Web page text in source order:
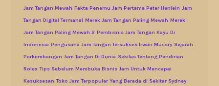
Jam Tangan Mewah Fakta Penemu Jam Pertama Peter Henlein Jam
Tangan Digital Termahal Merek Jam Tangan Paling Mewah Merek
Jam Tangan Paling Mewah 2 Pembisnis Jam Tangan Kayu Di
Indonesia Pengusaha Jam Tangan Tersukses Irwan Mussry Sejarah
Perkembangan Jam Tangan Di Dunia Sekilas Tentang Pendirian
Rolex Tips Sebelum Membuka Bisnis Jam Untuk Mencapai
Kesuksesan Toko Jam Terpopuler Yang Berada di Sekitar Sydney